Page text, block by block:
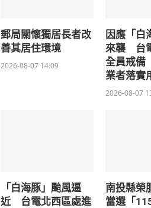
郵局關懷獨居長者改
善其居住環境
2026-08-07 14:09
因應「白
來襲 台
全員戒
業者落實
2026-08-07
「白海豚」颱風逼
近 台電北西區處進
南投縣榮
當選「